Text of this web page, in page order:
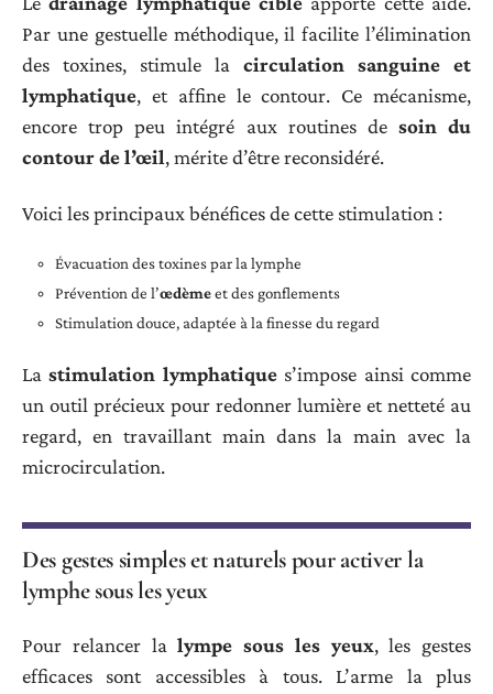
Par une gestuelle méthodique, il facilite l’élimination
des toxines, stimule la circulation sanguine et
lymphatique, et affine le contour. Ce mécanisme,
encore trop peu intégré aux routines de soin du
contour de l’œil, mérite d’être reconsidéré.
Voici les principaux bénéfices de cette stimulation :
Évacuation des toxines par la lymphe
Prévention de l’œdèmeet des gonflements
Stimulation douce, adaptée à la finesse du regard
Lastimulation lymphatiques’impose ainsi comme
un outil précieux pour redonner lumière et netteté au
regard, en travaillant main dans la main avec la
microcirculation.
Des gestes simples et naturels pour activer la
lymphe sous les yeux
Pour relancer lalympe sous les yeux, les gestes
efficaces sont accessibles à tous. L’arme la plus